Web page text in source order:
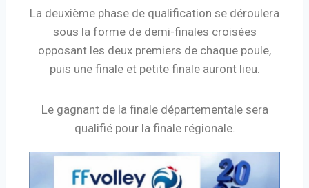
La deuxième phase de qualification se déroulera
sous la forme de demi-finales croisées
opposant les deux premiers de chaque poule,
puis une finale et petite finale auront lieu.
Le gagnant de la finale départementale sera
qualifié pour la finale régionale.